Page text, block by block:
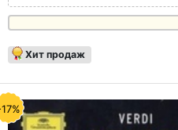
Хит продаж